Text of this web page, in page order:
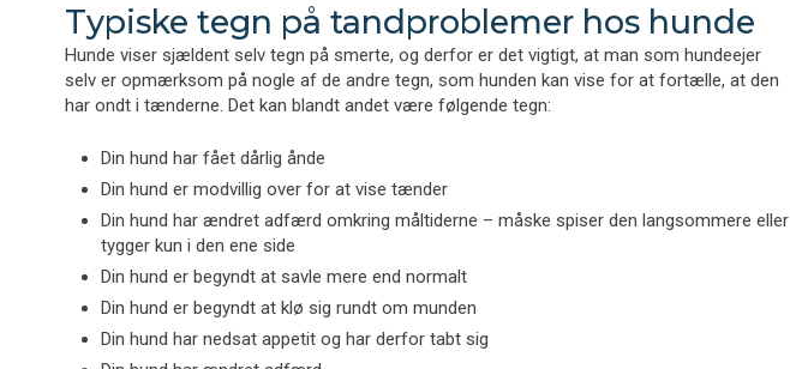
Typiske tegn på tandproblemer hos hunde
Hunde viser sjældent selv tegn på smerte, og derfor er det vigtigt, at man som hundeejer
selv er opmærksom på nogle af de andre tegn, som hunden kan vise for at fortælle, at den
har ondt i tænderne. Det kan blandt andet være følgende tegn:
Din hund har fået dårlig ånde
Din hund er modvillig over for at vise tænder
Din hund har ændret adfærd omkring måltiderne – måske spiser den langsommere eller
tygger kun i den ene side
Din hund er begyndt at savle mere end normalt
Din hund er begyndt at klø sig rundt om munden
Din hund har nedsat appetit og har derfor tabt sig